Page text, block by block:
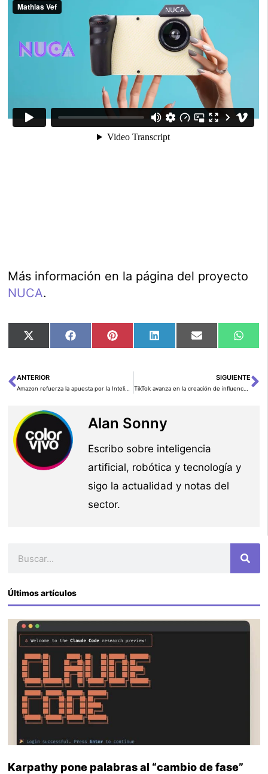
Más información en la página del proyecto
NUCA.
Compartir
en
X
Compartir
en
FacebookCompartir
en
PinterestCompartir
en
LinkedInCompartir
en
Email
en
Ant
ANTERIOR SIGUIENTE
Alan Sonny
Escribo sobre inteligencia
artificial, robótica y tecnología y
sigo la actualidad y notas del
sector.
Últimos artículos
Karpathy pone palabras al “cambio de fase”